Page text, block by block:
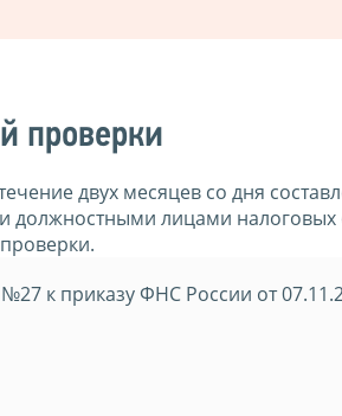
проверки
двух месяцев со дня
лицами налоговых
к приказу ФНС России от